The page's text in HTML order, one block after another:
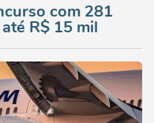
com 281
R$ 15 mil